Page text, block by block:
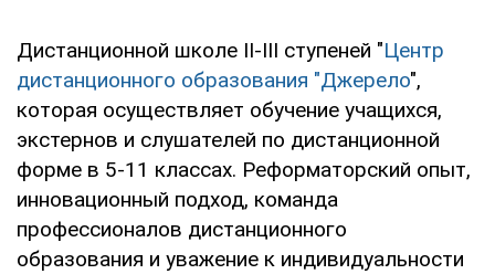
Дистанционной школе II-III ступеней "Центр
дистанционного образования "Джерело",
которая осуществляет обучение учащихся,
экстернов и слушателей по дистанционной
форме в 5-11 классах. Реформаторский опыт,
инновационный подход, команда
профессионалов дистанционного
образования и уважение к индивидуальности